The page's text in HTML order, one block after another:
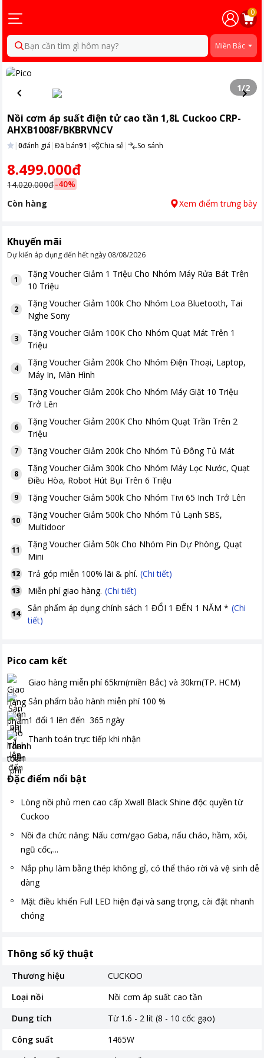
0
Bạn cần tìm gì hôm nay? Miền Bắc
1/2
Nồi cơm áp suất điện tử cao tần 1,8L Cuckoo CRP-
AHXB1008F/BKBRVNCV
|0đánh giá |Đã bán91 | Chia sẻ| So sánh
8.499.000đ
14.020.000đ-40%
Còn hàng
Xem điểm trưng bày
Khuyến mãi
Dự kiến áp dụng đến hết ngày 08/08/2026
1
TặngVoucher Giảm 1 Triệu Cho Nhóm Máy Rửa Bát Trên
10 Triệu
2
TặngVoucher Giảm 100k Cho Nhóm Loa Bluetooth, Tai
Nghe Sony
3
TặngVoucher Giảm 100K Cho Nhóm Quạt Mát Trên 1
Triệu
4
TặngVoucher Giảm 200k Cho Nhóm Điện Thoại, Laptop,
Máy In, Màn Hình
5
TặngVoucher Giảm 200k Cho Nhóm Máy Giặt 10 Triệu
Trở Lên
6
TặngVoucher Giảm 200K Cho Nhóm Quạt Trần Trên 2
Triệu
7 TặngVoucher Giảm 200k Cho Nhóm Tủ Đông Tủ Mát
8
TặngVoucher Giảm 300k Cho Nhóm Máy Lọc Nước, Quạt
Điều Hòa, Robot Hút Bụi Trên 6 Triệu
9 TặngVoucher Giảm 500k Cho Nhóm Tivi 65 Inch Trở Lên
10
TặngVoucher Giảm 500k Cho Nhóm Tủ Lạnh SBS,
Multidoor
11
TặngVoucher Giảm 50k Cho Nhóm Pin Dự Phòng, Quạt
Mini
12 Trả góp miễn 100% lãi & phí. (Chi tiết)
13 Miễn phí giao hàng. (Chi tiết)
14
Sản phẩm áp dụng chính sách 1 ĐỔI 1 ĐẾN 1 NĂM * (Chi
tiết)
Pico cam kết
Giao hàng miễn phí 65km(miền Bắc) và 30km(TP. HCM)
Sản phẩm bảo hành miễn phí 100 %
1 đổi 1 lên đến 365 ngày
Thanh toán trực tiếp khi nhận
Đặc điểm nổi bật
Lòng nồi phủ men cao cấp Xwall Black Shine độc quyền từ
Cuckoo
Nồi đa chức năng: Nấu cơm/gạo Gaba, nấu cháo, hầm, xôi,
ngũ cốc,...
Nắp phụ làm bằng thép không gỉ, có thể tháo rời và vệ sinh dễ
dàng
Mặt điều khiển Full LED hiện đại và sang trọng, cài đặt nhanh
chóng
Thông số kỹ thuật
Thương hiệu
CUCKOO
Loại nồi
Nồi cơm áp suất cao tần
Dung tích
Từ 1.6 - 2 lít (8 - 10 cốc gạo)
Công suất
1465W